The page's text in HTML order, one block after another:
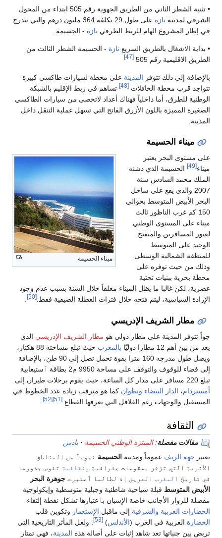
• تثنية الشطر الثاني من الطريق الجهوية رقم 505 ابتداء من المحول
الشرقي لمدينة تازة
على طول 29 بكلفة 364 مليون درهم والتي تندرج
في إطار المشروع الهام للربط الطرقي تازة - الحسيمة.
• بداية الاشغال بالطريق السريع تازة - الحسيمة الشطر الثالث من
الطريق الاقليمية رقم 505
[47]
بالإضافة إلى ذلك تتوفر المدينة على محطة لسيارات طاكسي كبيرة
تتواجد قرب محطة الحافلات [48]
تساهم في ربط الإقليم بالشبكة
الوطنية للطرق، أما داخلياً فهناك أعداد لاتحصى من سيارات الطاكسي
الصغيرة المميزة باللون الأزرق الفاتح التي تسهل عملية التنقل داخل
المدينة.
ميناء الحسيمة
ميناء الحسيمة
على مستوى البحر يعتبر
ميناء[49]
الحسيمة الذي دشنه
الملك محمد السادس سنة
2007 والذي يقع على ساحل
البحر الأبيض المتوسط بحوالي
150 كم غرب الناظور ثالث
ميناء على المستوى الوطني
لعبور المسافرين والمنفتح
الوحيد على المتوسط
للمنطقة الشمالية الوسطى.
وذلك من حيث توفره على
محطة بحرية ببنيات تحتية
عصرية، لكن غالبا ما يظل الميناء مغلقاً خلال السنة بسبب عدم وجود
الإرادة السياسية، ليتم فتحه خلال فترات العطلة الصيفية فقط. [50]
مطار الشريف الإدريسي
جواً تتوفر المدينة على مطار دولي هو مطار الشريف الإدريسي الذي
يعد من بين أهم 12 مطارا دوليّا
بالمغرب
حيث تبلغ مساحته 88 هكتار،
ويصل طول مدرجه 160 مترا بقوة تحمل تصل إلى 90 طن، بالإضافة
إلى فضاء للوقوف والتوقف على مساحة 9950 م2 بطاقة ٱستيعابية
تبلغ 220 مسافر على مدار كل الساعة، حيث يقوم برحلات طيران إلى
أمستردام، الدار البيضاء وتطوان كما هو مترقب زيادة عدد الخطوط في
المستقبل والوجهات رغم القلاقل التي يعرفها القطاع [51]
[52]
الثقافة
مقالات مفصلة:المنتزه الوطني الحسيمة
بادس
تعتبر جهة الريف عموماً ومدينة الحسيمة خصوصاً من المناطق
الأثرية التي تزخر بمقومات جغرافية وثقافية تغوص جذورها
في تاريخ المغرب العريق إذ لطالما ٱعتبرت جوهرة البحر
الأبيض المتوسط قبلة سياحية شاطئية وجبلية متوسطية وإيكولوجية
مفضلة للزوار الأجانب خاصة الإسبان بٱعتبارها تشكل نقطة إلتقاء
الحضارات الغربية والشرقية إلى ماقبل الإستعمار وتكوين قلب
الحضارة العربية في الغرب (الأندلس)
[53]
. ولعل المأثر التاريخية التي
تربض بين جنباتها تعد شاهد إثبات على أصالة هذه المدينة، فهي تمتاز